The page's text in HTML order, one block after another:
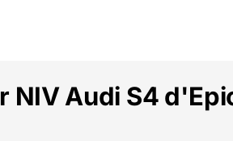
NIV Audi S4